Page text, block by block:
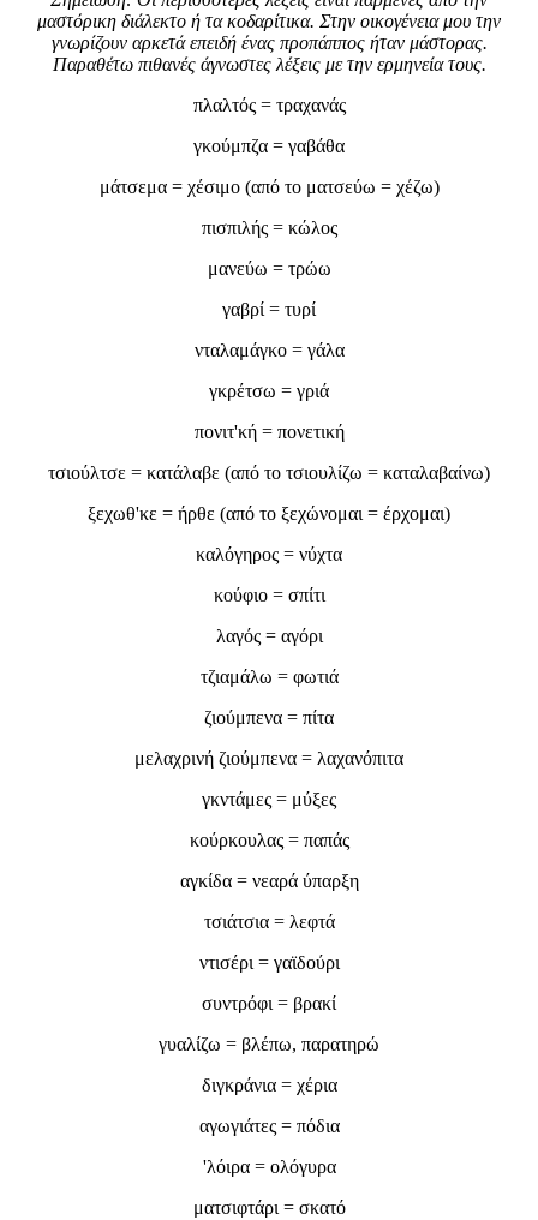
μαστόρικη διάλεκτο ή τα κοδαρίτικα. Στην οικογένεια μου την
γνωρίζουν αρκετά επειδή ένας προπάππος ήταν μάστορας.
Παραθέτω πιθανές άγνωστες λέξεις με την ερμηνεία τους.
πλαλτός = τραχανάς
γκούμπζα = γαβάθα
μάτσεμα = χέσιμο (από το ματσεύω = χέζω)
πισπιλής = κώλος
μανεύω = τρώω
γαβρί = τυρί
νταλαμάγκο = γάλα
γκρέτσω = γριά
πονιτ'κή = πονετική
τσιούλτσε = κατάλαβε (από το τσιουλίζω = καταλαβαίνω)
ξεχωθ'κε = ήρθε (από το ξεχώνομαι = έρχομαι)
καλόγηρος = νύχτα
κούφιο = σπίτι
λαγός = αγόρι
τζιαμάλω = φωτιά
ζιούμπενα = πίτα
μελαχρινή ζιούμπενα = λαχανόπιτα
γκντάμες = μύξες
κούρκουλας = παπάς
αγκίδα = νεαρά ύπαρξη
τσιάτσια = λεφτά
ντισέρι = γαϊδούρι
συντρόφι = βρακί
γυαλίζω = βλέπω, παρατηρώ
διγκράνια = χέρια
αγωγιάτες = πόδια
'λόιρα = ολόγυρα
ματσιφτάρι = σκατό